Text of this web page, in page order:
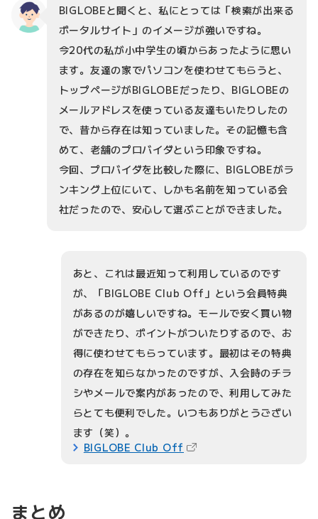
BIGLOBEと聞くと、私にとっては「検索が出来る
ポータルサイト」のイメージが強いですね。
今20代の私が小中学生の頃からあったように思い
ます。友達の家でパソコンを使わせてもらうと、
トップページがBIGLOBEだったり、BIGLOBEの
メールアドレスを使っている友達もいたりしたの
で、昔から存在は知っていました。その記憶も含
めて、老舗のプロバイダという印象ですね。
今回、プロバイダを比較した際に、BIGLOBEがラ
ンキング上位にいて、しかも名前を知っている会
社だったので、安心して選ぶことができました。
あと、これは最近知って利用しているのです
が、「BIGLOBE Club Off」という会員特典
があるのが嬉しいですね。モールで安く買い物
ができたり、ポイントがついたりするので、お
得に使わせてもらっています。最初はその特典
の存在を知らなかったのですが、入会時のチラ
シやメールで案内があったので、利用してみた
らとても便利でした。いつもありがとうござい
ます（笑）。
BIGLOBE Club Off （新しいタブで開きます）
まとめ